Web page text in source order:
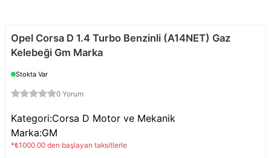
Opel Corsa D 1.4 Turbo Benzinli (A14NET) Gaz
Kelebeği Gm Marka
Stokta Var
0 Yorum
Kategori:Corsa D Motor ve Mekanik
Marka:GM
*₺1000.00 den başlayan taksitlerle